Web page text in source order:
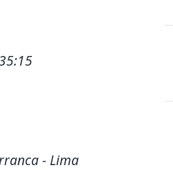
- Lima